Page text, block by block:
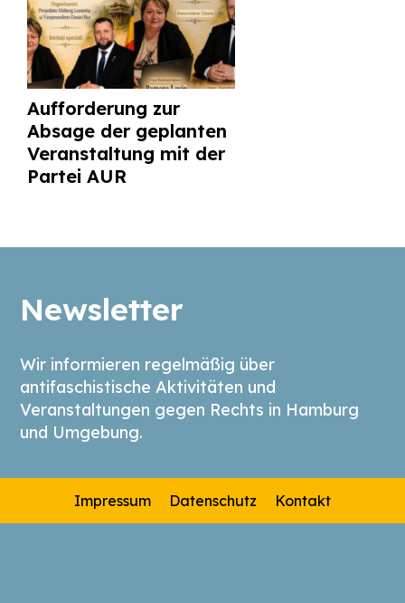
Aufforderung zur
Absage der geplanten
Veranstaltung mit der
Partei AUR
Newsletter
Wir informieren regelmäßig über
antifaschistische Aktivitäten und
Veranstaltungen gegen Rechts in Hamburg
und Umgebung.
Impressum Datenschutz Kontakt